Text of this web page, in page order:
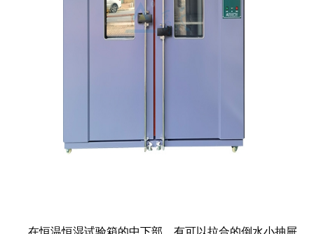
在恒温恒湿试验箱的中下部，有可以拉合的倒水小抽屉，